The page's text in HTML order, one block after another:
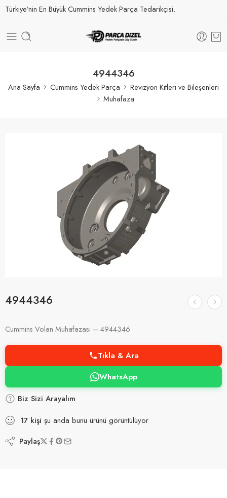
Türkiye’nin En Büyük Cummins Yedek Parça Tedarikçisi.
4944346
Ana Sayfa Cummins Yedek Parça
Revizyon Kitleri ve Bileşenleri
Muhafaza
4944346
Cummins Volan Muhafazası – 4944346
Tıkla & Ara
WhatsApp
Biz Sizi Arayalım
17 kişi şu anda bunu ürünü görüntülüyor
Paylaş